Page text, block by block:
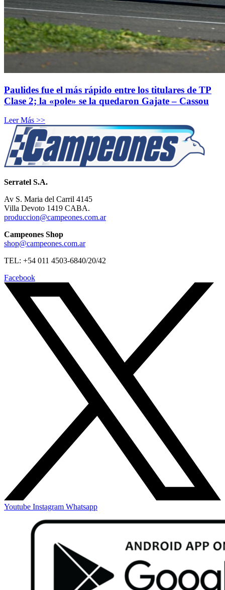
Paulides fue el más rápido entre los titulares de TP
Clase 2; la «pole» se la quedaron Gajate – Cassou
Leer Más >>
Serratel S.A.
Av S. Maria del Carril 4145
Villa Devoto 1419 CABA.
produccion@campeones.com.ar
Campeones Shop
shop@campeones.com.ar
TEL: +54 011 4503-6840/20/42
Facebook
Youtube Instagram Whatsapp